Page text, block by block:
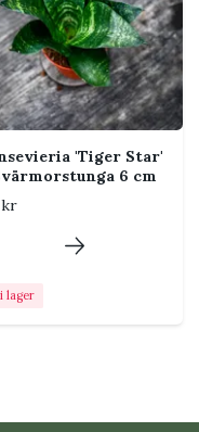
torr rumsluft.
inte
ungefär en gång
under vår och
Ingen eller mycket
vintertid.
en växtlampa.
'Tiger Star'
6 cm
lager